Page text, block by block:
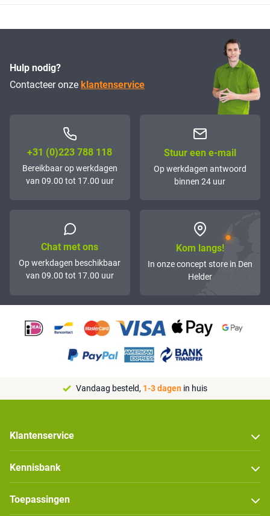
Hulp nodig?
Contacteer onze klantenservice
+31 (0)223 788 118
Bereikbaar op werkdagen
van 09.00 tot 17.00 uur
Stuur een e-mail
Op werkdagen antwoord
binnen 24 uur
Chat met ons
Op werkdagen beschikbaar
van 09.00 tot 17.00 uur
Kom langs!
In onze concept store in Den
Helder
Vandaag besteld, 1-3 dagen in huis
Klantenservice
Kennisbank
Toepassingen